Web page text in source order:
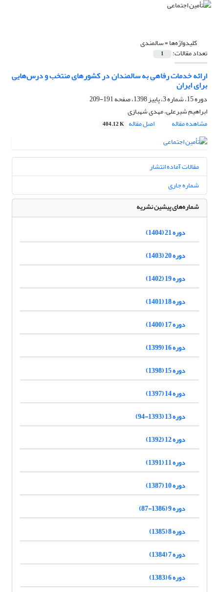
کلیدواژه‌ها =سالمندی
تعداد مقالات: 1
ارائه خدمات رفاهی به سالمندان در کشورهای منتخب و درس‌هایی
برای ایران
دوره 15، شماره 3، پاییز 1398، صفحه
191-209
ابراهیم شیرعلی، مهدی شهبازی
مشاهده مقاله
اصل مقاله 404.12 K
مقالات آماده انتشار
شماره جاری
شماره‌های پیشین نشریه
دوره 21 (1404)
دوره 20 (1403)
دوره 19 (1402)
دوره 18 (1401)
دوره 17 (1400)
دوره 16 (1399)
دوره 15 (1398)
دوره 14 (1397)
دوره 13 (1393-94)
دوره 12 (1392)
دوره 11 (1391)
دوره 10 (1387)
دوره 9 (1386-87)
دوره 8 (1385)
دوره 7 (1384)
دوره 6 (1383)